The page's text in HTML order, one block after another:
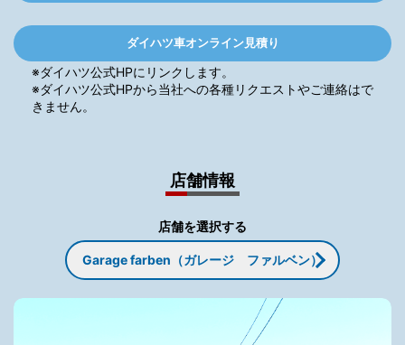
ダイハツ車オンライン見積り
※ダイハツ公式HPにリンクします。
※ダイハツ公式HPから当社への各種リクエストやご連絡はで
きません。
店舗情報
店舗を選択する
Garage farben（ガレージ ファルベン）